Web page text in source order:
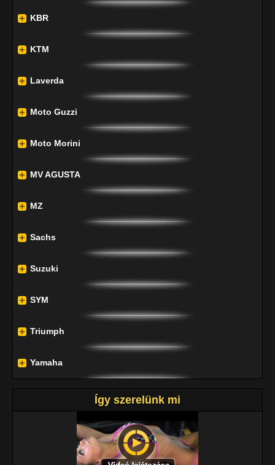
KBR
KTM
Laverda
Moto Guzzi
Moto Morini
MV AGUSTA
MZ
Sachs
Suzuki
SYM
Triumph
Yamaha
Így szerelünk mi